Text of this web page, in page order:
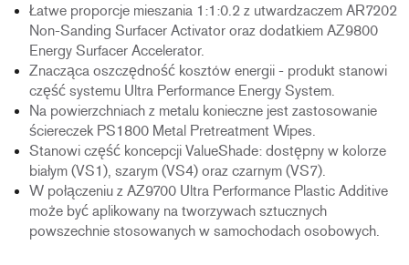
Łatwe proporcje mieszania 1:1:0.2 z utwardzaczem AR7202
Non-Sanding Surfacer Activator oraz dodatkiem AZ9800
Energy Surfacer Accelerator.
Znacząca oszczędność kosztów energii - produkt stanowi
część systemu Ultra Performance Energy System.
Na powierzchniach z metalu konieczne jest zastosowanie
ściereczek PS1800 Metal Pretreatment Wipes.
Stanowi część koncepcji ValueShade: dostępny w kolorze
białym (VS1), szarym (VS4) oraz czarnym (VS7).
W połączeniu z AZ9700 Ultra Performance Plastic Additive
może być aplikowany na tworzywach sztucznych
powszechnie stosowanych w samochodach osobowych.